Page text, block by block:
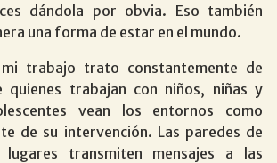
dándola por obvia. Eso también
una forma de estar en el mundo.
mi trabajo trato constantemente de
quienes trabajan con niños, niñas y
vean los entornos como
de su intervención. Las paredes de
lugares transmiten mensajes a las